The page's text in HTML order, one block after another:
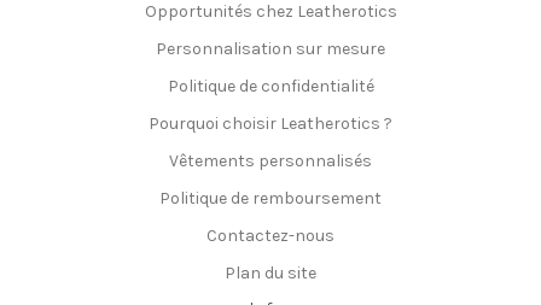
Opportunités chez Leatherotics
Personnalisation sur mesure
Politique de confidentialité
Pourquoi choisir Leatherotics ?
Vêtements personnalisés
Politique de remboursement
Contactez-nous
Plan du site